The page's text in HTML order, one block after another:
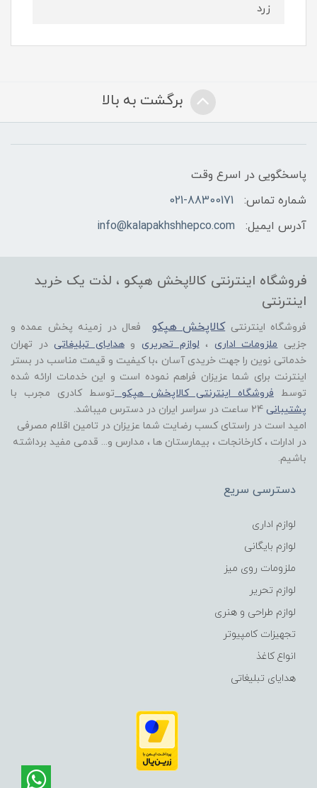
زرد
برگشت به بالا
پاسخگویی در اسرع وقت
شماره تماس:
021-88300171
آدرس ایمیل:
info@kalapakhshhepco.com
فروشگاه اینترنتی کالاپخش هپکو ، لذت یک خرید
اینترنتی
فروشگاه اینترنتی کالاپخش هپکو
فعال در زمینه پخش عمده و
جزییملزومات اداری ،لوازم تحریری وهدایای تبلیغاتیدر تهران
خدماتی نوین را جهت خریدی آسان ،با کیفیت و قیمت مناسب در بستر
اینترنت برای شما عزیزان فراهم نموده است و این خدمات ارائه شده
توسط فروشگاه اینترنتی کالاپخش هپکو
توسط کادری مجرب با
پشتیبانی
امید است در راستای کسب رضایت شما عزیزان در تامین اقلام مصرفی
در ادارات ، کارخانجات ، بیمارستان ها ، مدارس و... قدمی مفید برداشته
باشیم.
دسترسی سریع
لوازم اداری
لوازم بایگانی
ملزومات روی میز
لوازم تحریر
لوازم طراحی و هنری
تجهیزات کامپیوتر
انواع کاغذ
هدایای تبلیغاتی